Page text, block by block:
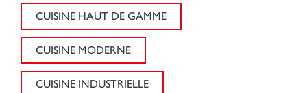
CUISINE HAUT DE GAMME
CUISINE MODERNE
CUISINE INDUSTRIELLE